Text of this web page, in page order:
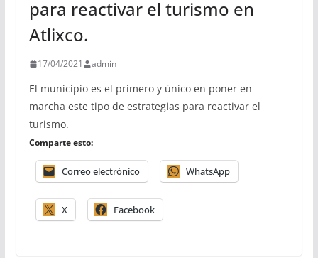
para reactivar el turismo en
Atlixco.
17/04/2021 admin
El municipio es el primero y único en poner en
marcha este tipo de estrategias para reactivar el
turismo.
Comparte esto:
Correo electrónico WhatsApp
X Facebook